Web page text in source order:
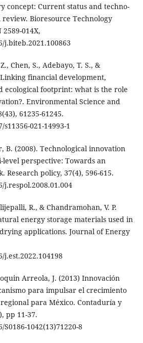
concept: Current status and techno-
review. Bioresource Technology
2589-014X,
j.biteb.2021.100863
Chen, S., Adebayo, T. S., &
financial development,
ecological footprint: what is the role
Environmental Science and
61235-61245.
021-14993-1
B. (2008). Technological innovation
level perspective: Towards an
policy, 37(4), 596-615.
j.respol.2008.01.004
R., & Chandramohan, V. P.
energy storage materials used in
applications. Journal of Energy
j.est.2022.104198
Arreola, J. (2013) Innovación
para impulsar el crecimiento
para México. Contaduría y
pp 11-37.
1042(13)71220-8